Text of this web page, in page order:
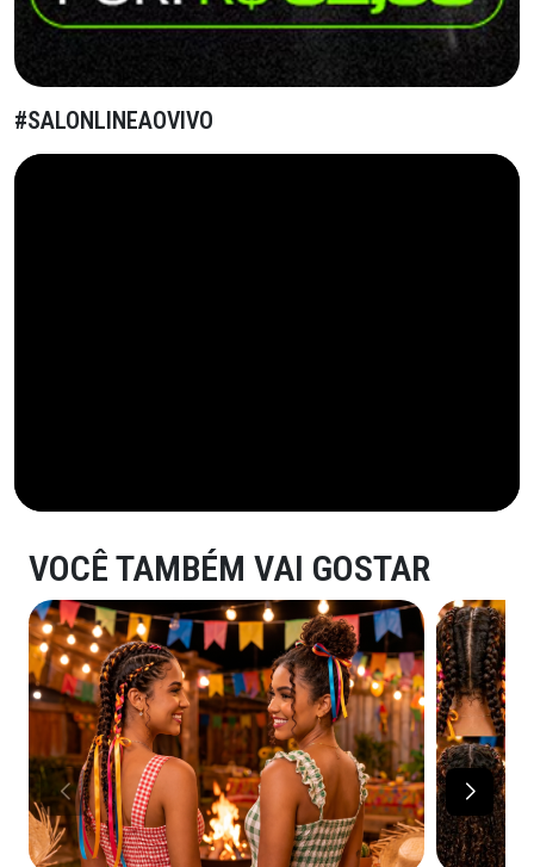
#SALONLINEAOVIVO
VOCÊ TAMBÉM VAI GOSTAR